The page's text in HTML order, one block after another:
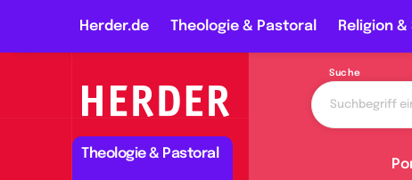
Herder.de Theologie & Pastoral Religion
Suche
Theologie & Pastoral